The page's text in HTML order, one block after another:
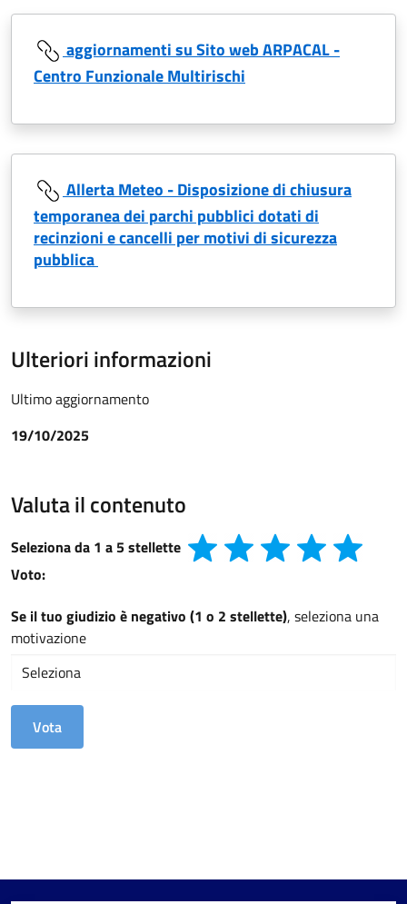
aggiornamenti su Sito web ARPACAL -
Centro Funzionale Multirischi
Allerta Meteo - Disposizione di chiusura
temporanea dei parchi pubblici dotati di
recinzioni e cancelli per motivi di sicurezza
pubblica
Ulteriori informazioni
Ultimo aggiornamento
19/10/2025
Valuta il contenuto
Seleziona da 1 a 5 stellette
Voto:
Se il tuo giudizio è negativo (1 o 2 stellette), seleziona una
motivazione